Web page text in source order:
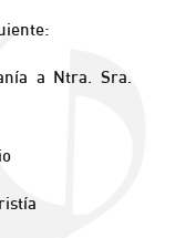
a Ntra. Sra.